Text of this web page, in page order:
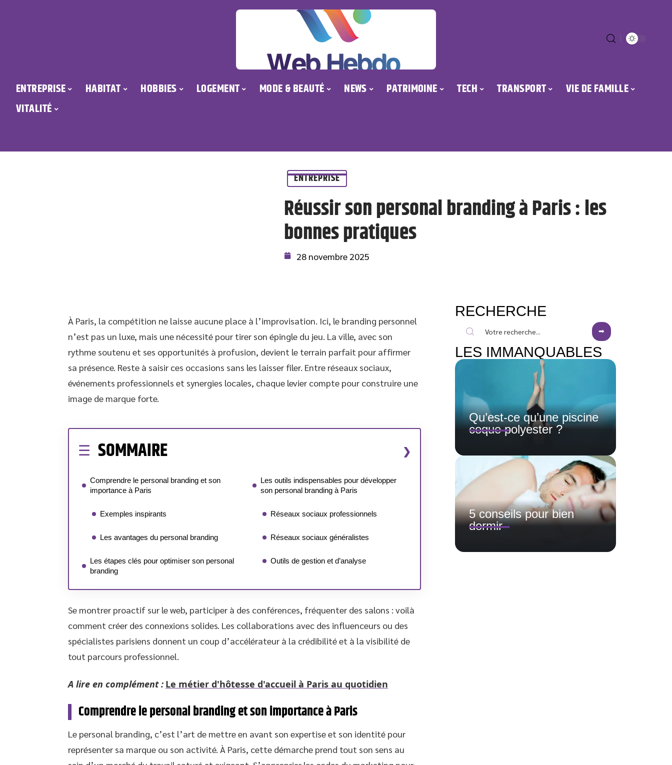
ENTREPRISE HABITAT HOBBIES LOGEMENT MODE & BEAUTÉ NEWS PATRIMOINE TECH TRANSPORT
VIE DE FAMILLE
VITALITÉ
ENTREPRISE
Réussir son personal branding à Paris : les
bonnes pratiques
28 novembre 2025
À Paris, la compétition ne laisse aucune place à l’improvisation. Ici, le branding personnel
n’est pas un luxe, mais une nécessité pour tirer son épingle du jeu. La ville, avec son
rythme soutenu et ses opportunités à profusion, devient le terrain parfait pour affirmer
sa présence. Reste à saisir ces occasions sans les laisser filer. Entre réseaux sociaux,
événements professionnels et synergies locales, chaque levier compte pour construire une
image de marque forte.
SOMMAIRE
Comprendre le personal branding et son
importance à Paris
Exemples inspirants
Les avantages du personal branding
Les étapes clés pour optimiser son personal
branding
Les outils indispensables pour développer
son personal branding à Paris
Réseaux sociaux professionnels
Réseaux sociaux généralistes
Outils de gestion et d’analyse
Se montrer proactif sur le web, participer à des conférences, fréquenter des salons : voilà
comment créer des connexions solides. Les collaborations avec des influenceurs ou des
spécialistes parisiens donnent un coup d’accélérateur à la crédibilité et à la visibilité de
tout parcours professionnel.
A lire en complément : Le métier d'hôtesse d'accueil à Paris au quotidien
Comprendre le personal branding et son importance à Paris
Le personal branding, c’est l’art de mettre en avant son expertise et son identité pour
représenter sa marque ou son activité. À Paris, cette démarche prend tout son sens au
RECHERCHE
LES IMMANQUABLES
Qu’est-ce qu’une piscine
coque polyester ?
5 conseils pour bien
dormir